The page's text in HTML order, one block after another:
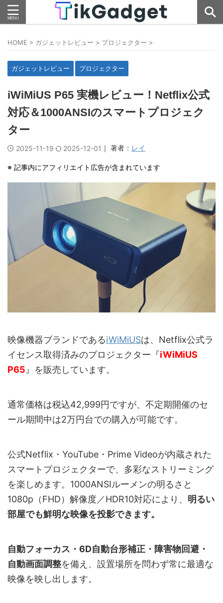
HOME > ガジェットレビュー > プロジェクター >
ガジェットレビュー プロジェクター
iWiMiUS P65 実機レビュー！Netflix公式
対応＆1000ANSIのスマートプロジェク
ター
2025-11-19 2025-12-01 ｜ 著者： レイ
※ 記事内にアフィリエイト広告が含まれています
映像機器ブランドであるiWiMiUSは、Netflix公式ラ
イセンス取得済みのプロジェクター『iWiMiUS
P65』を販売しています。
通常価格は税込42,999円ですが、不定期開催のセ
ール期間中は2万円台での購入が可能です。
公式Netflix・YouTube・Prime Videoが内蔵された
スマートプロジェクターで、多彩なストリーミング
を楽しめます。1000ANSIルーメンの明るさと
1080p（FHD）解像度／HDR10対応により、 明るい
部屋でも鮮明な映像を投影できます。
自動フォーカス・6D自動台形補正・障害物回避・
自動画面調整を備え、設置場所を問わず常に最適な
映像を映し出します。